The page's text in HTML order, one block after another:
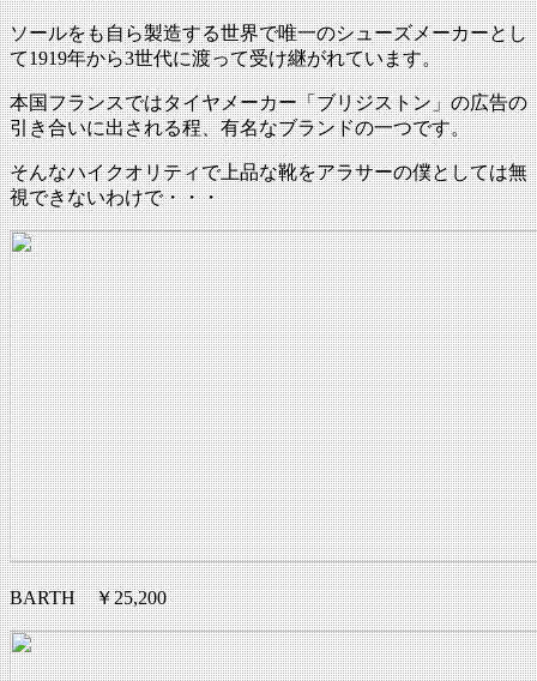
ソールをも自ら製造する世界で唯一のシューズメーカーとし
て1919年から3世代に渡って受け継がれています。
本国フランスではタイヤメーカー「ブリジストン」の広告の
引き合いに出される程、有名なブランドの一つです。
そんなハイクオリティで上品な靴をアラサーの僕としては無
視できないわけで・・・
BARTH ￥25,200